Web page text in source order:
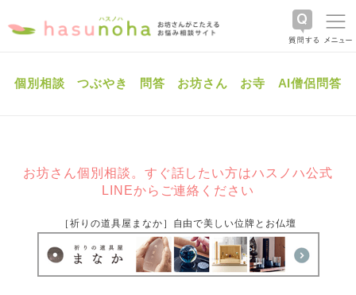
個別相談 つぶやき 問答 お坊さん お寺 AI僧侶問答
お坊さん個別相談。すぐ話したい方はハスノハ公式
LINEからご連絡ください
［祈りの道具屋まなか］自由で美しい位牌とお仏壇